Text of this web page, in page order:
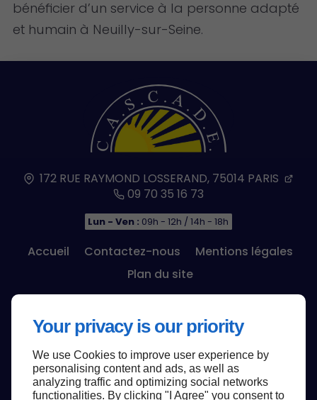
Your privacy is our priority
We use Cookies to improve user experience by
personalising content and ads, as well as
analyzing traffic and optimizing social networks
functionalities. By clicking "I Agree" you consent to
bénéficier d’un service à la personne adapté
et humain à Neuilly-sur-Seine.
172 RUE RAYMOND LOSSERAND, 75014 PARIS
09 70 35 16 73
Lun - Ven : 09h - 12h / 14h - 18h
Accueil Contactez-nous
Mentions légales
Plan du site
Haut de page